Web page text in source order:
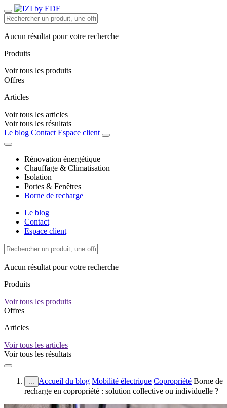
Aucun résultat pour votre recherche
Produits
Voir tous les produits
Offres
Articles
Voir tous les articles
Voir tous les résultats
Le blog Contact Espace client
Rénovation énergétique
Chauffage & Climatisation
Isolation
Portes & Fenêtres
Borne de recharge
Le blog
Contact
Espace client
Aucun résultat pour votre recherche
Produits
Voir tous les produits
Offres
Articles
Voir tous les articles
Voir tous les résultats
... Accueil du blog Mobilité électrique Copropriété Borne de
recharge en copropriété : solution collective ou individuelle ?